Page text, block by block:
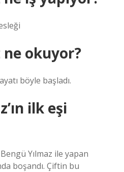
ne okuyor?
böyle başladı.
ilk eşi
Yılmaz ile yapan
boşandı. Çiftin bu